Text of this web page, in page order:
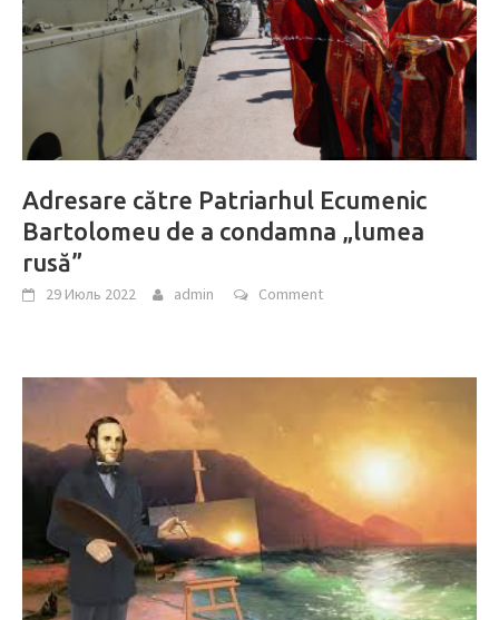
Adresare către Patriarhul Ecumenic
Bartolomeu de a condamna „lumea
rusă”
29 Июль 2022 admin Comment